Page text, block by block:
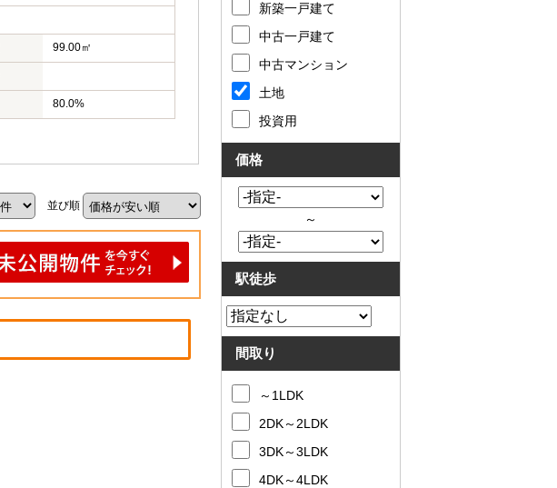
99.00㎡
80.0%
並び順
新築一戸建て
中古一戸建て
中古マンション
土地
投資用
価格
～
駅徒歩
間取り
～1LDK
2DK～2LDK
3DK～3LDK
4DK～4LDK